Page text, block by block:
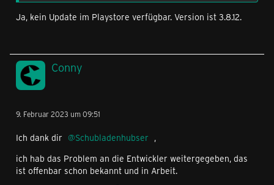
Ja, kein Update im Playstore verfügbar. Version ist 3.8.12.
Conny
9. Februar 2023 um 09:51
Ich dank dir Schubladenhubser ,
ich hab das Problem an die Entwickler weitergegeben, das
ist offenbar schon bekannt und in Arbeit.